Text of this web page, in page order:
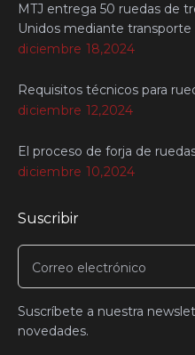
MTJ entrega 50 ruedas de
Unidos mediante transporte
diciembre 18,2024
Requisitos técnicos para
diciembre 12,2024
El proceso de forja de
diciembre 10,2024
Suscribir
Suscríbete a nuestra
novedades.